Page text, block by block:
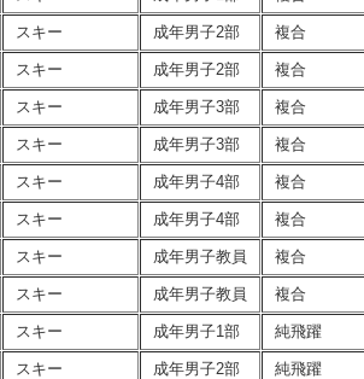
スキー 成年男子2部 複合
スキー 成年男子2部 複合
スキー 成年男子3部 複合
スキー 成年男子3部 複合
スキー 成年男子4部 複合
スキー 成年男子4部 複合
スキー 成年男子教員 複合
スキー 成年男子教員 複合
スキー 成年男子1部 純飛躍
スキー 成年男子2部 純飛躍